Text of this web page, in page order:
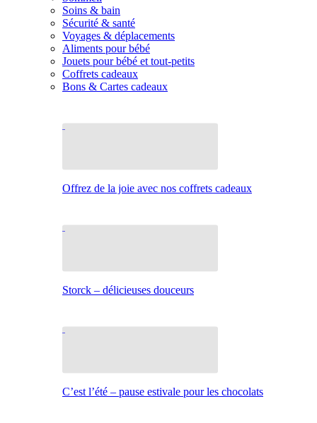
Soins & bain
Sécurité & santé
Voyages & déplacements
Aliments pour bébé
Jouets pour bébé et tout-petits
Coffrets cadeaux
Bons & Cartes cadeaux
Offrez de la joie avec nos coffrets cadeaux
Storck – délicieuses douceurs
C’est l’été – pause estivale pour les chocolats